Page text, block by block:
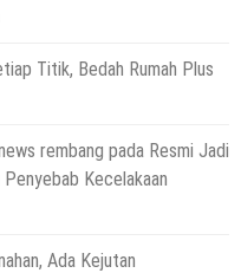
Titik, Bedah Rumah Plus
rembang pada Resmi Jadi
Kecelakaan
Ada Kejutan